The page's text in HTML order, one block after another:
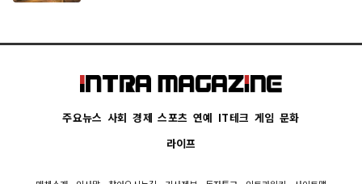
주요뉴스 사회 경제 스포츠 연예 IT테크 게임 문화
라이프